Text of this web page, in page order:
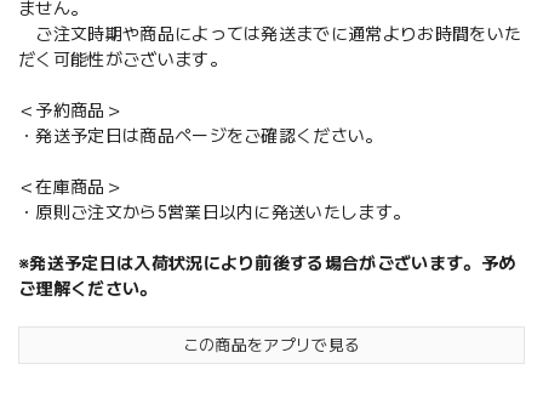
ません。
ご注文時期や商品によっては発送までに通常よりお時間をいた
だく可能性がございます。
＜予約商品＞
・発送予定日は商品ページをご確認ください。
＜在庫商品＞
・原則ご注文から5営業日以内に発送いたします。
※発送予定日は入荷状況により前後する場合がございます。予め
ご理解ください。
この商品をアプリで見る